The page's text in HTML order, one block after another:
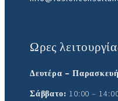
Ωρες
Δευτέρα –
Σάββατο: 10:00 –